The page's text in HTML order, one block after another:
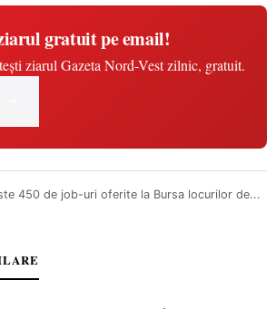
gratuit pe email!
ziarul Gazeta Nord-Vest zilnic, gratuit.
450 de job-uri oferite la Bursa locurilor de...